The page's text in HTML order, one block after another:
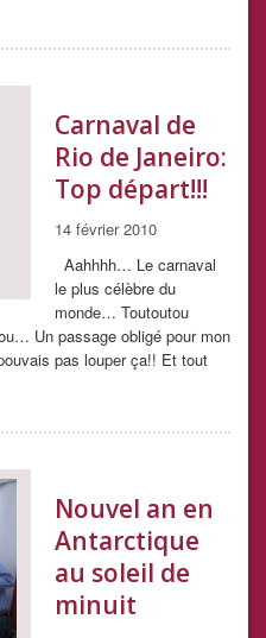
Carnaval de
Rio de Janeiro:
Top départ!!!
14 février 2010
Aahhhh… Le carnaval
le plus célèbre du
monde… Toutoutou
Un passage obligé pour mon
pas louper ça!! Et tout
Nouvel an en
Antarctique
au soleil de
minuit